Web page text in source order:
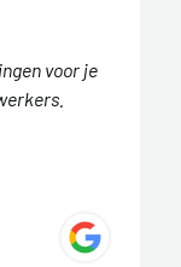
voor je